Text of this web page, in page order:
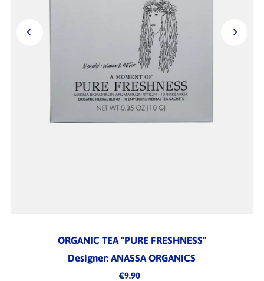
ORGANIC TEA "PURE FRESHNESS"
Designer: ANASSA ORGANICS
€9.90